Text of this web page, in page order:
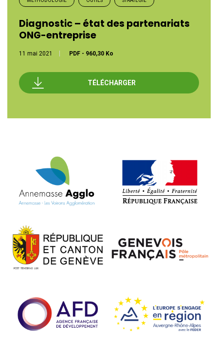
Diagnostic – état des partenariats
ONG-entreprise
11 mai 2021 PDF - 960,30 Ko
TÉLÉCHARGER